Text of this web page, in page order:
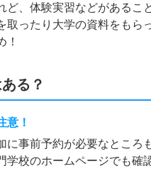
ど、体験実習などがあるこ
取ったり大学の資料をもら
！
る？
意！
に事前予約が必要なところ
校のホームページでも確